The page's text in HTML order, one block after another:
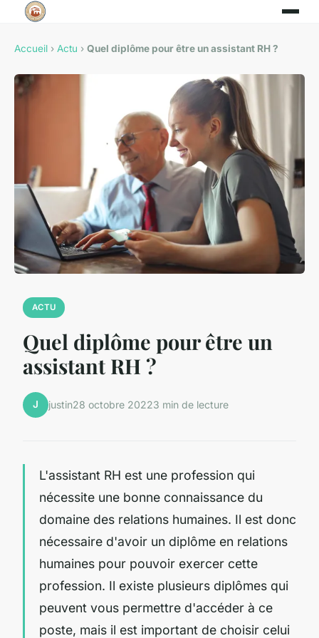
Accueil › Actu › Quel diplôme pour être un assistant RH ?
ACTU
Quel diplôme pour être un
assistant RH ?
J justin28 octobre 20223 min de lecture
L'assistant RH est une profession qui
nécessite une bonne connaissance du
domaine des relations humaines. Il est donc
nécessaire d'avoir un diplôme en relations
humaines pour pouvoir exercer cette
profession. Il existe plusieurs diplômes qui
peuvent vous permettre d'accéder à ce
poste, mais il est important de choisir celui